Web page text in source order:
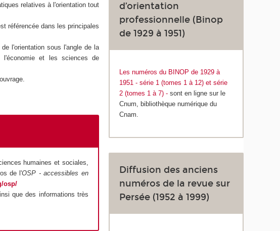
relatives à l'orientation tout
référencée dans les principales
l'orientation sous l'angle de la
l'économie et les sciences de
humaines et sociales,
de l'OSP - accessibles en
osp/
que des informations très
d’orientation
professionnelle (Binop
de 1929 à 1951)
Les numéros du BINOP de 1929 à
1951 - série 1 (tomes 1 à 12) et série
2 (tomes 1 à 7) - sont en ligne sur le
Cnum, bibliothèque numérique du
Cnam.
Diffusion des anciens
numéros de la revue sur
Persée (1952 à 1999)